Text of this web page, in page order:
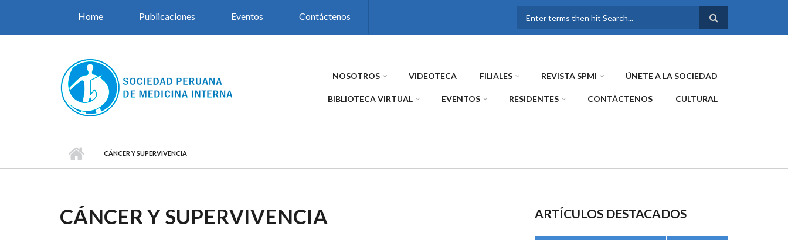
Home Publicaciones Eventos Contáctenos
FORMULARIO DE
NOSOTROS VIDEOTECA FILIALES REVISTA SPMI ÚNETE A LA SOCIEDAD
BIBLIOTECA VIRTUAL EVENTOS RESIDENTES CONTÁCTENOS CULTURAL
CÁNCER Y SUPERVIVENCIA
CÁNCER Y SUPERVIVENCIA ARTÍCULOS DESTACADOS